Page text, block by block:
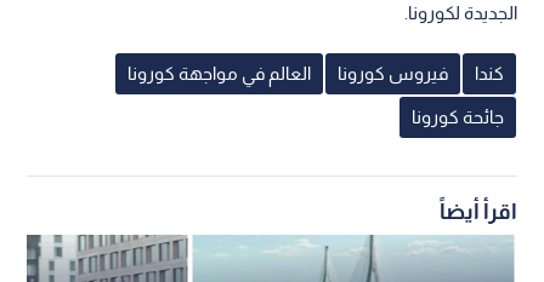
الجديدة لكورونا.
كندا فيروس كورونا العالم في مواجهة كورونا
جائحة كورونا
اقرأ أيضاً